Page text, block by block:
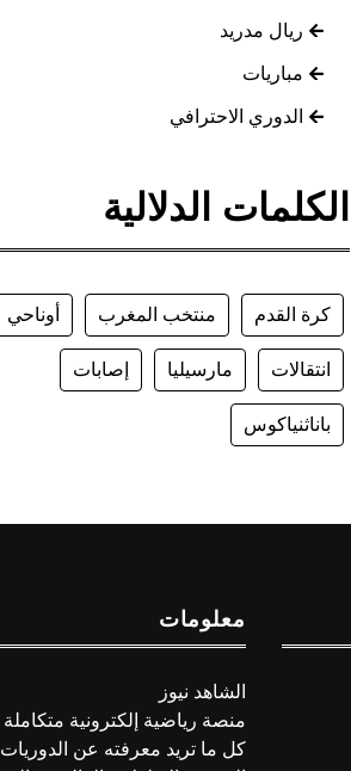
ريال مدريد
مباريات
الدوري الاحترافي
الكلمات الدلالية
كرة القدم منتخب المغرب أوناحي
انتقالات مارسيليا إصابات
باناثنياكوس
معلومات
الشاهد نيوز
منصة رياضية إلكترونية متكاملة
كل ما تريد معرفته عن الدوريات